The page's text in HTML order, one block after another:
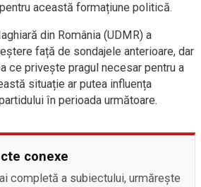
această formațiune politică.
din România (UDMR) a
față de sondajele anterioare, dar
ce privește pragul necesar pentru a
situație ar putea influența
în perioada următoare.
conexe
completă a subiectului, urmărește